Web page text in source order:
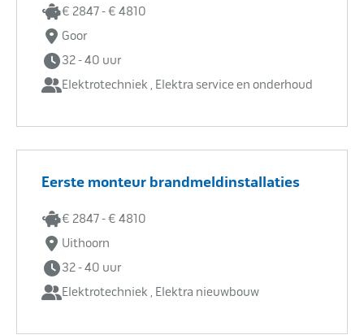
€ 2847 - € 4810
Goor
32 - 40 uur
Elektrotechniek , Elektra service en onderhoud
Eerste monteur brandmeldinstallaties
€ 2847 - € 4810
Uithoorn
32 - 40 uur
Elektrotechniek , Elektra nieuwbouw